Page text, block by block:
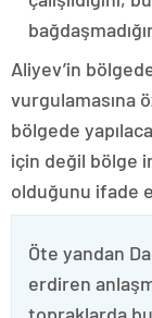
Aliyev’in
vurgulamasına
bölgede
için değil bölge
olduğunu ifade
Öte yandan
erdiren